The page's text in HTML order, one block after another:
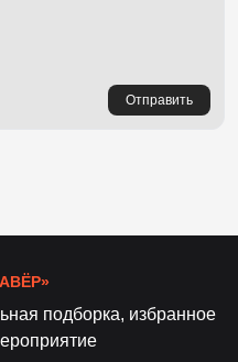
Отправить
подборка, избранное